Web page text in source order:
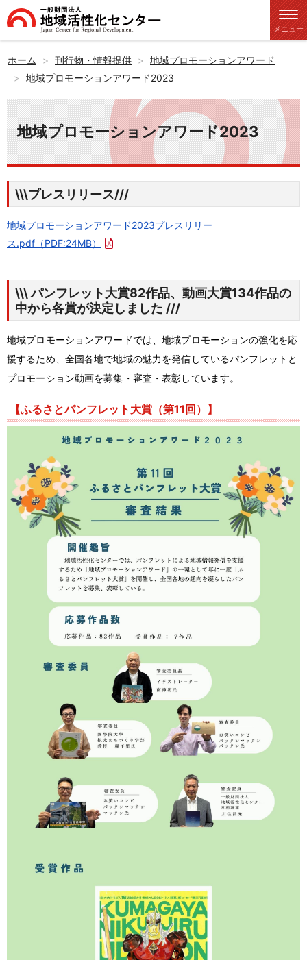
メニュー
ホーム 刊行物・情報提供
地域プロモーションアワード
地域プロモーションアワード2023
地域プロモーションアワード2023
\\\プレスリリース///
地域プロモーションアワード2023プレスリリー
ス.pdf （PDF:24MB）
\\\ パンフレット大賞82作品、動画大賞134作品の
中から各賞が決定しました ///
地域プロモーションアワードでは、地域プロモーションの強化を応
援するため、全国各地で地域の魅力を発信しているパンフレットと
プロモーション動画を募集・審査・表彰しています。
【ふるさとパンフレット大賞（第11 回）】